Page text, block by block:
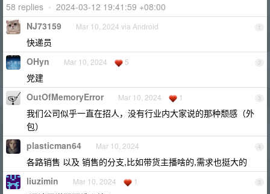
58 replies • 2024-03-12 19:41:59 +08:00
1
NJ73159 Mar 10, 2024 via Android
快递员
2
OHyn Mar 10, 2024 5
党建
3
OutOfMemoryError Mar 10, 2024 1
我们公司似乎一直在招人，没有行业内大家说的那种颓感（外
包）
4
plasticman64 Mar 10, 2024
各路销售 以及 销售的分支,比如带货主播啥的,需求也挺大的
5
liuzimin Mar 10, 2024 1